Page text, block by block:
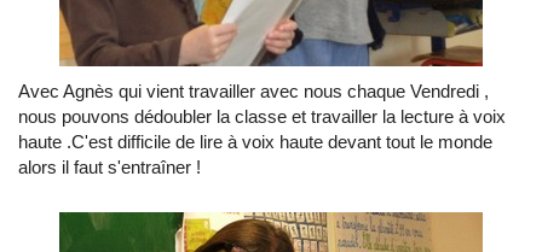
Avec Agnès qui vient travailler avec nous chaque Vendredi ,
nous pouvons dédoubler la classe et travailler la lecture à voix
haute .C'est difficile de lire à voix haute devant tout le monde
alors il faut s'entraîner !